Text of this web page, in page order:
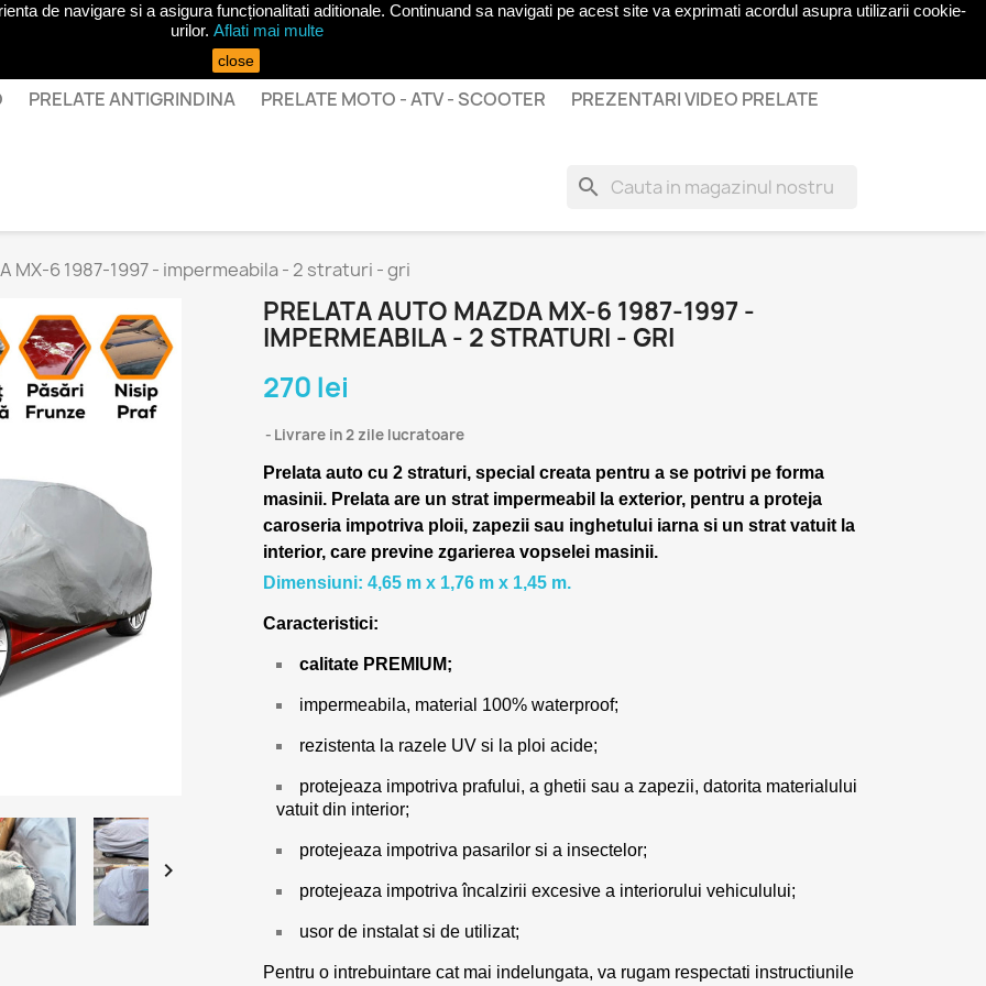
Autentificare (0)
PRELATE ANTIGRINDINA PRELATE MOTO - ATV - SCOOTER PREZENTARI VIDEO PRELATE
search
MX-6 1987-1997 - impermeabila - 2 straturi - gri

PRELATA AUTO MAZDA MX-6 1987-1997 -
IMPERMEABILA - 2 STRATURI - GRI
270 lei
Livrare in 2 zile lucratoare
Prelata auto cu 2 straturi, special creata pentru a se potrivi pe forma
masinii. Prelata are un strat impermeabil la exterior, pentru a proteja
caroseria impotriva ploii, zapezii sau inghetului iarna si un strat vatuit la
interior, care previne zgarierea vopselei masinii.
Dimensiuni: 4,65 m x 1,76 m x 1,45 m.
Caracteristici:
calitate PREMIUM;
impermeabila, material 100% waterproof;
rezistenta la razele UV si la ploi acide;
protejeaza impotriva prafului, a ghetii sau a zapezii, datorita materialului
vatuit din interior;
protejeaza impotriva pasarilor si a insectelor;
protejeaza impotriva încalzirii excesive a interiorului vehiculului;
usor de instalat si de utilizat;
Pentru o intrebuintare cat mai indelungata, va rugam respectati instructiunile
de navigare si a asigura funcționalitati aditionale. Continuand sa navigati pe acest site va exprimati acordul asupra utilizarii cookie-
urilor. Aflati mai multe
close